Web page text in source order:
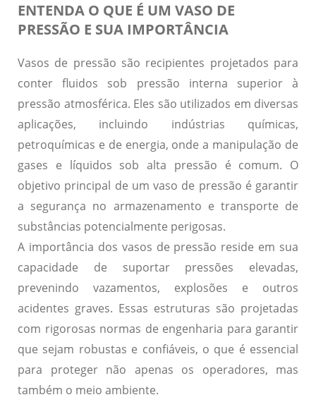
ENTENDA O QUE É UM VASO DE
PRESSÃO E SUA IMPORTÂNCIA
Vasos de pressão são recipientes projetados para
conter fluidos sob pressão interna superior à
pressão atmosférica. Eles são utilizados em diversas
aplicações, incluindo indústrias químicas,
petroquímicas e de energia, onde a manipulação de
gases e líquidos sob alta pressão é comum. O
objetivo principal de um vaso de pressão é garantir
a segurança no armazenamento e transporte de
substâncias potencialmente perigosas.
A importância dos vasos de pressão reside em sua
capacidade de suportar pressões elevadas,
prevenindo vazamentos, explosões e outros
acidentes graves. Essas estruturas são projetadas
com rigorosas normas de engenharia para garantir
que sejam robustas e confiáveis, o que é essencial
para proteger não apenas os operadores, mas
também o meio ambiente.